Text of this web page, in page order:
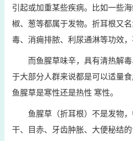
引起或加重某些疾病。比如一些
椒、葱等都属于发物。折耳根又
毒、消痈排脓、利尿通淋等功效，
而鱼腥草味辛，具有清热解
于大部分人群来说都是可以适量食
鱼腥草是寒性还是热性 寒性。
鱼腥草（折耳根）不是发物
干、目赤、牙齿肿胀、大便秘结